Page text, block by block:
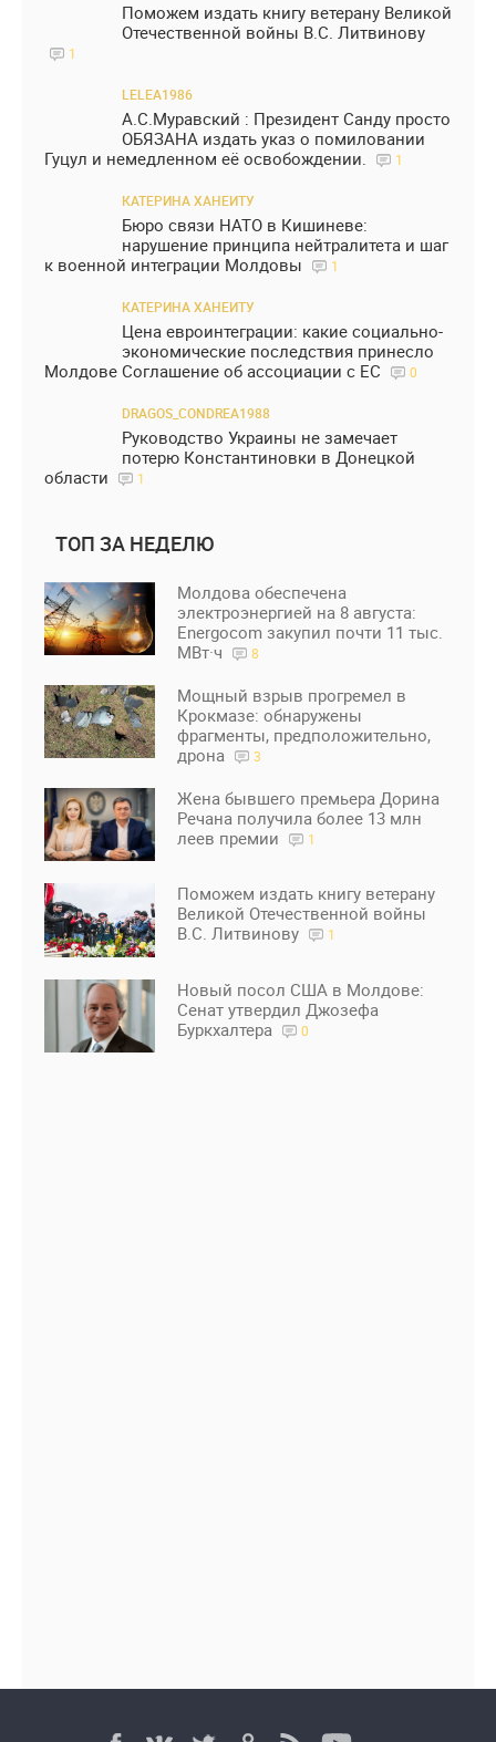
Поможем издать книгу ветерану Великой
Отечественной войны В.С. Литвинову
1
LELEA1986
А.С.Муравский : Президент Санду просто
ОБЯЗАНА издать указ о помиловании
Гуцул и немедленном её освобождении.
1
КАТЕРИНА ХАНЕИТУ
Бюро связи НАТО в Кишиневе:
нарушение принципа нейтралитета и шаг
к военной интеграции Молдовы
1
КАТЕРИНА ХАНЕИТУ
Цена евроинтеграции: какие социально-
экономические последствия принесло
Молдове Соглашение об ассоциации с ЕС
0
DRAGOS_CONDREA1988
Руководство Украины не замечает
потерю Константиновки в Донецкой
области
1
ТОП ЗА НЕДЕЛЮ
Молдова обеспечена
электроэнергией на 8 августа:
Energocom закупил почти 11 тыс.
МВт·ч
8
Мощный взрыв прогремел в
Крокмазе: обнаружены
фрагменты, предположительно,
дрона
3
Жена бывшего премьера Дорина
Речана получила более 13 млн
леев премии
1
Поможем издать книгу ветерану
Великой Отечественной войны
В.С. Литвинову
1
Новый посол США в Молдове:
Сенат утвердил Джозефа
Буркхалтера
0